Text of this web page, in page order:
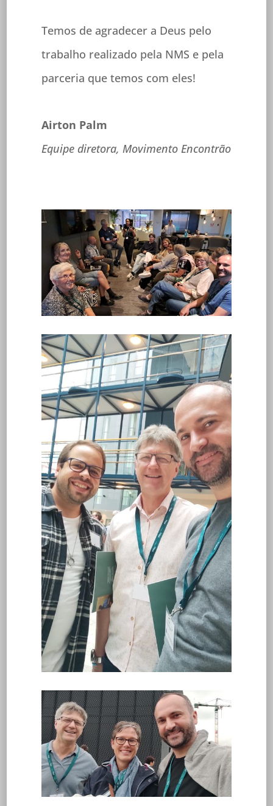
Temos de agradecer a Deus pelo
trabalho realizado pela NMS e pela
parceria que temos com eles!
Airton Palm
Equipe diretora, Movimento Encontrão